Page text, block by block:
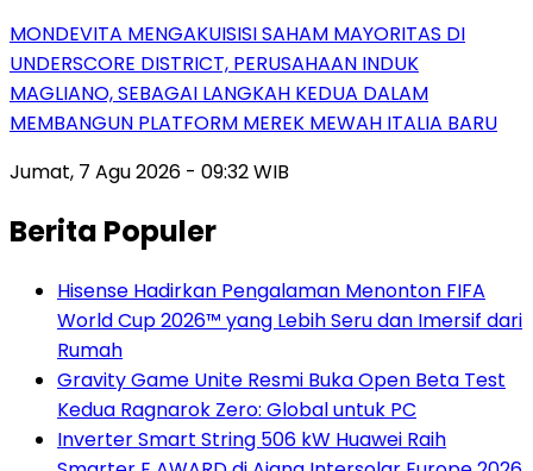
MONDEVITA MENGAKUISISI SAHAM MAYORITAS DI
UNDERSCORE DISTRICT, PERUSAHAAN INDUK
MAGLIANO, SEBAGAI LANGKAH KEDUA DALAM
MEMBANGUN PLATFORM MEREK MEWAH ITALIA BARU
Jumat, 7 Agu 2026 - 09:32 WIB
Berita Populer
Hisense Hadirkan Pengalaman Menonton FIFA
World Cup 2026™ yang Lebih Seru dan Imersif dari
Rumah
Gravity Game Unite Resmi Buka Open Beta Test
Kedua Ragnarok Zero: Global untuk PC
Inverter Smart String 506 kW Huawei Raih